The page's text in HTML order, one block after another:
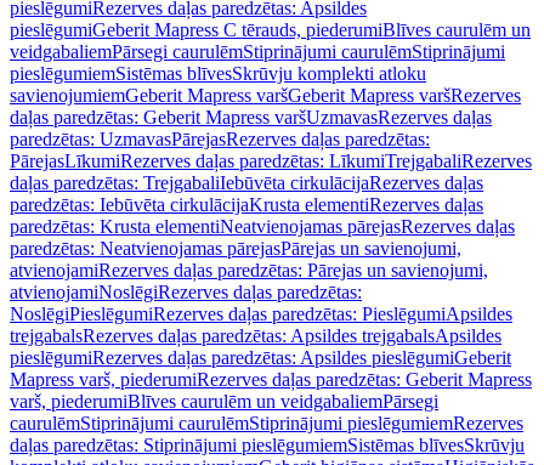
pieslēgumiRezerves daļas paredzētas: Apsildes
pieslēgumiGeberit Mapress C tērauds, piederumiBlīves caurulēm un
veidgabaliemPārsegi caurulēmStiprinājumi caurulēmStiprinājumi
pieslēgumiemSistēmas blīvesSkrūvju komplekti atloku
savienojumiemGeberit Mapress varšGeberit Mapress varšRezerves
daļas paredzētas: Geberit Mapress varšUzmavasRezerves daļas
paredzētas: UzmavasPārejasRezerves daļas paredzētas:
PārejasLīkumiRezerves daļas paredzētas: LīkumiTrejgabaliRezerves
daļas paredzētas: TrejgabaliIebūvēta cirkulācijaRezerves daļas
paredzētas: Iebūvēta cirkulācijaKrusta elementiRezerves daļas
paredzētas: Krusta elementiNeatvienojamas pārejasRezerves daļas
paredzētas: Neatvienojamas pārejasPārejas un savienojumi,
atvienojamiRezerves daļas paredzētas: Pārejas un savienojumi,
atvienojamiNoslēgiRezerves daļas paredzētas:
NoslēgiPieslēgumiRezerves daļas paredzētas: PieslēgumiApsildes
trejgabalsRezerves daļas paredzētas: Apsildes trejgabalsApsildes
pieslēgumiRezerves daļas paredzētas: Apsildes pieslēgumiGeberit
Mapress varš, piederumiRezerves daļas paredzētas: Geberit Mapress
varš, piederumiBlīves caurulēm un veidgabaliemPārsegi
caurulēmStiprinājumi caurulēmStiprinājumi pieslēgumiemRezerves
daļas paredzētas: Stiprinājumi pieslēgumiemSistēmas blīvesSkrūvju